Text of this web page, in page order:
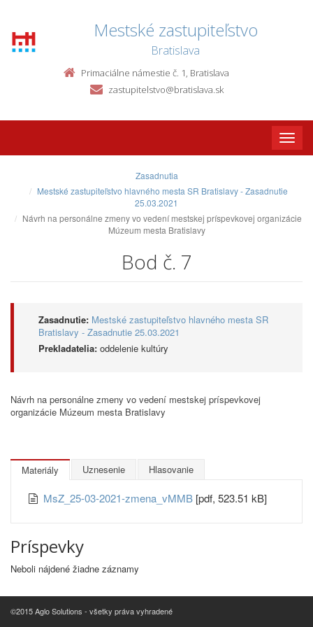
Mestské zastupiteľstvo
Bratislava
Primaciálne námestie č. 1, Bratislava
zastupitelstvo@bratislava.sk
Toggle
Zasadnutia
Mestské zastupiteľstvo hlavného mesta SR Bratislavy - Zasadnutie
25.03.2021
Návrh na personálne zmeny vo vedení mestskej príspevkovej organizácie
Múzeum mesta Bratislavy
Bod č. 7
Zasadnutie: Mestské zastupiteľstvo hlavného mesta SR
Bratislavy - Zasadnutie 25.03.2021
Prekladatelia: oddelenie kultúry
Návrh na personálne zmeny vo vedení mestskej príspevkovej
organizácie Múzeum mesta Bratislavy
Materiály Uznesenie Hlasovanie
MsZ_25-03-2021-zmena_vMMB [pdf, 523.51 kB]
Príspevky
Neboli nájdené žiadne záznamy
©2015 Aglo Solutions - všetky práva vyhradené